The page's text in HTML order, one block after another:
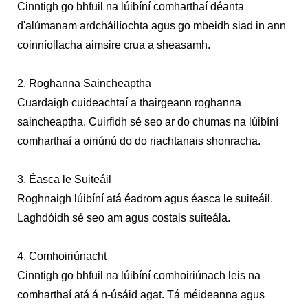
Cinntigh go bhfuil na lúibíní comharthaí déanta
d'alúmanam ardcháilíochta agus go mbeidh siad in ann
coinníollacha aimsire crua a sheasamh.
2. Roghanna Saincheaptha
Cuardaigh cuideachtaí a thairgeann roghanna
saincheaptha. Cuirfidh sé seo ar do chumas na lúibíní
comharthaí a oiriúnú do do riachtanais shonracha.
3. Éasca le Suiteáil
Roghnaigh lúibíní atá éadrom agus éasca le suiteáil.
Laghdóidh sé seo am agus costais suiteála.
4. Comhoiriúnacht
Cinntigh go bhfuil na lúibíní comhoiriúnach leis na
comharthaí atá á n-úsáid agat. Tá méideanna agus